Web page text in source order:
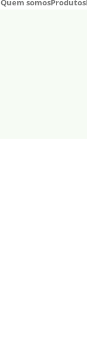
Quem somosProdutos